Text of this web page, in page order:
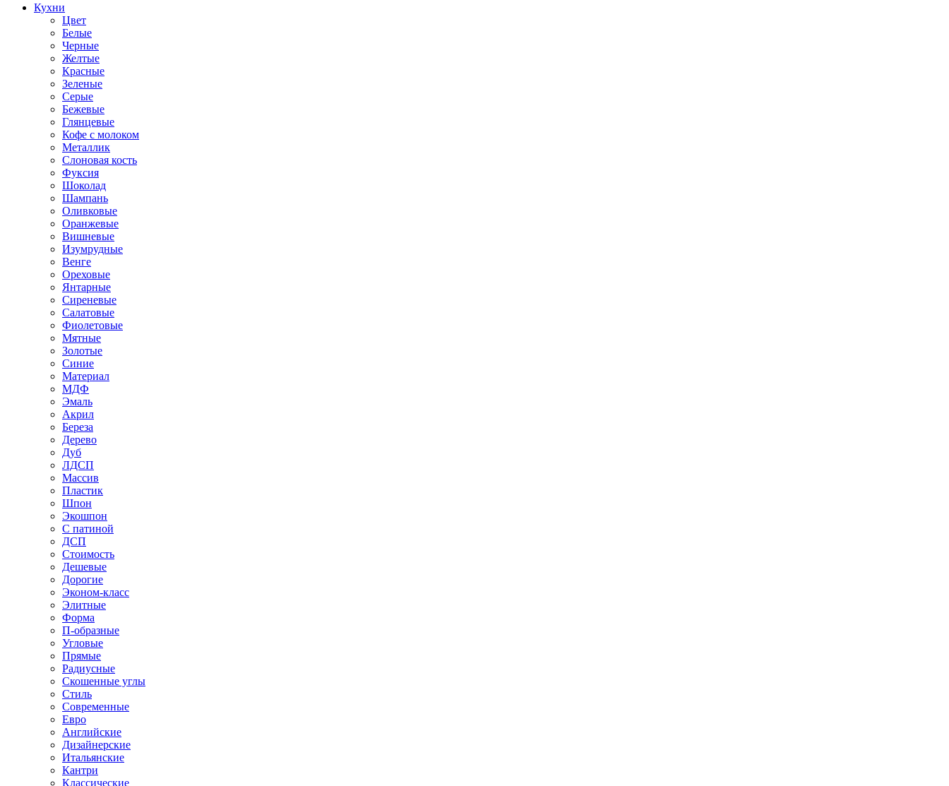
Кухни
Цвет
Белые
Черные
Желтые
Красные
Зеленые
Серые
Бежевые
Глянцевые
Кофе с молоком
Металлик
Слоновая кость
Фуксия
Шоколад
Шампань
Оливковые
Оранжевые
Вишневые
Изумрудные
Венге
Ореховые
Янтарные
Сиреневые
Салатовые
Фиолетовые
Мятные
Золотые
Синие
Материал
МДФ
Эмаль
Акрил
Береза
Дерево
Дуб
ЛДСП
Массив
Пластик
Шпон
Экошпон
С патиной
ДСП
Стоимость
Дешевые
Дорогие
Эконом-класс
Элитные
Форма
П-образные
Угловые
Прямые
Радиусные
Скошенные углы
Стиль
Современные
Евро
Английские
Дизайнерские
Итальянские
Кантри
Классические